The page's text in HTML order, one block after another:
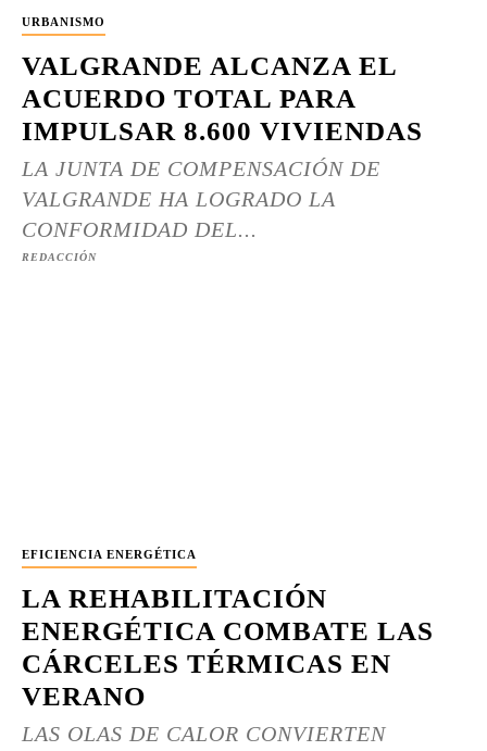
URBANISMO
VALGRANDE ALCANZA EL
ACUERDO TOTAL PARA
IMPULSAR 8.600 VIVIENDAS
LA JUNTA DE COMPENSACIÓN DE
VALGRANDE HA LOGRADO LA
CONFORMIDAD DEL...
REDACCIÓN
EFICIENCIA ENERGÉTICA
LA REHABILITACIÓN
ENERGÉTICA COMBATE LAS
CÁRCELES TÉRMICAS EN
VERANO
LAS OLAS DE CALOR CONVIERTEN